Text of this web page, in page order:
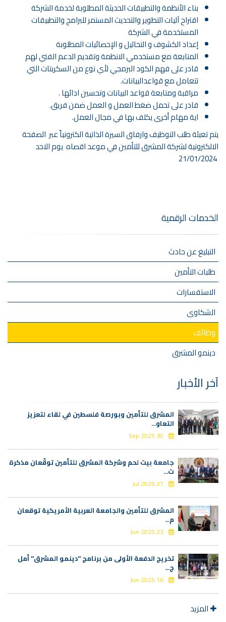
بناء الأنظمة والتطبيقات الحديثة المطلوبة لخدمة الشركة
اقتراح آليات التطوير والتحديث المستمر للبرامج والتطبيقات
المستخدمة في الشركة
إعداد الكشوف و التحاليل و الإحصائيات المطلوبة
المتابعة مع مستخدمي الانظمة وتقديم الدعم الفني لهم
قادر على فهم الكود البرمجي لأي نوع من السكربتات التي
تتعامل مع قواعدالبيانات.
مراقبة ومتابعة قواعد البيانات وتحسين ادائها .
قادر على تحمل ضغط العمل و العمل ضمن فريق.
اية مهام أخرى يكلف بها في مجال العمل.
يتم تعبئة طلب التوظيف وارفاق السيرة الذاتية الكترونياً عبر الصفحة
الالكترونية لشركة المشرق للتأمين في موعد اقصاه يوم الاحد
الخدمات الرقمية
التبليغ عن حادث
طلبات التأمين
الاستفسارات
الشكاوى
وظائف
دينمو المشرق
آخر الأخبار
المشرق للتأمين وبورصة فلسطين في لقاء لتعزيز
التعاو...
30 Sep 2025
جامعة بيت لحم وشركة المشرق للتأمين توقّعان مذكرة
ت...
27 Jul 2025
المشرق للتأمين والجامعة العربية الأمريكية توقعان
م...
23 Jun 2025
تخريج الدفعة الأولى من برنامج "دينمو المشرق" أمل
ج...
16 Jun 2025
المزيد